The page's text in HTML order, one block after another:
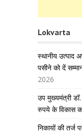
Lokvarta
स्थानीय उत्पाद
पसीने को दें
2026
उप मुख्यमंत्री
रुपये के विकास
निकायों की